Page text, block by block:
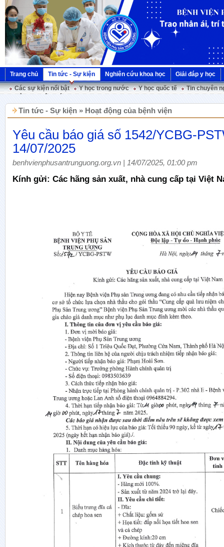
Trang chủ Tin tức - Sự kiện Nghiên cứu khoa học
Giải đáp y học
Các sự kiện nổi bật
Y học trong nước Y học quốc tế
Tin chuyên
Tin tức - Sự kiện » Hoạt động của bệnh viện
Yêu cầu báo giá số 1542/YCBG-
14/07/2025
benhvienphusantrunguong.org.vn | 14/07/2025, 01:00 pm
Kính gửi: Các hãng sản xuất, nhà cung cấp tại Việt